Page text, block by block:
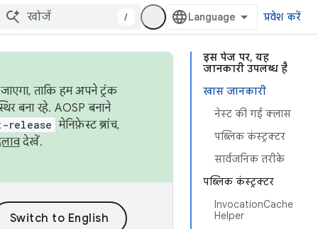
/ प्रवेश करें
इस पेज पर, यह
जानकारी उपलब्ध है
खास जानकारी
नेस्ट की गई क्लास
पब्लिक कंस्ट्रक्टर
सार्वजनिक तरीके
पब्लिक कंस्ट्रक्टर
InvocationCache
Helper
ताकि हम अपने ट्रंक
बना रहे. AOSP बनाने
release मेनिफ़ेस्ट ब्रांच,
देखें.